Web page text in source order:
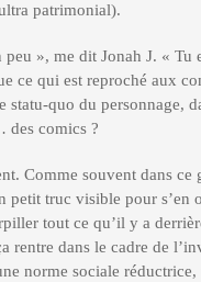
patrimonial).
peu », me dit Jonah J. « Tu
ce qui est reproché aux
statu-quo du personnage,
des comics ?
Comme souvent dans ce
petit truc visible pour s’en
tout ce qu’il y a
rentre dans le cadre de
norme sociale réductrice,